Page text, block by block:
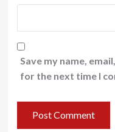
Save my name,
for the next time I